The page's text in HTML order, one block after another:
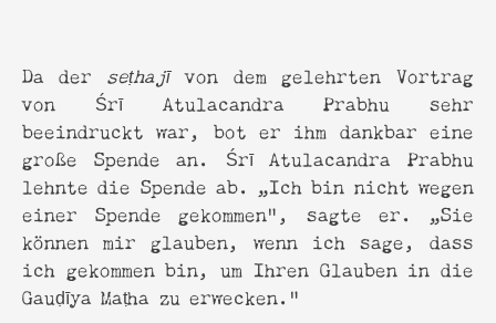
Da der seṭhajīvon dem gelehrten Vortrag
von Śrī Atulacandra Prabhu sehr
beeindruckt war, bot er ihm dankbar eine
große Spende an. Śrī Atulacandra Prabhu
lehnte die Spende ab. „Ich bin nicht wegen
einer Spende gekommen“, sagte er. „Sie
können mir glauben, wenn ich sage, dass
ich gekommen bin, um Ihren Glauben in die
Gauḍīya Maṭha zu erwecken.”